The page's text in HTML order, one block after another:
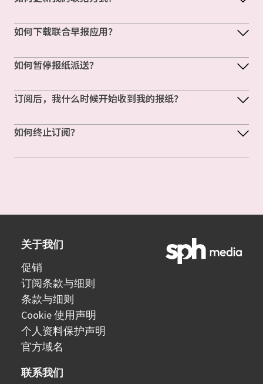
如何下载联合早报应用？
如何暂停报纸派送？
订阅后，我什么时候开始收到我的报纸？
如何终止订阅？
关于我们
促销
订阅条款与细则
条款与细则
Cookie 使用声明
个人资料保护声明
官方域名
联系我们